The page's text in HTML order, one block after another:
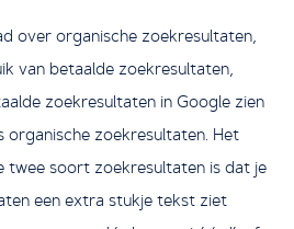
over organische zoekresultaten,
van betaalde zoekresultaten,
zoekresultaten in Google zien
organische zoekresultaten. Het
twee soort zoekresultaten is dat je
een extra stukje tekst ziet